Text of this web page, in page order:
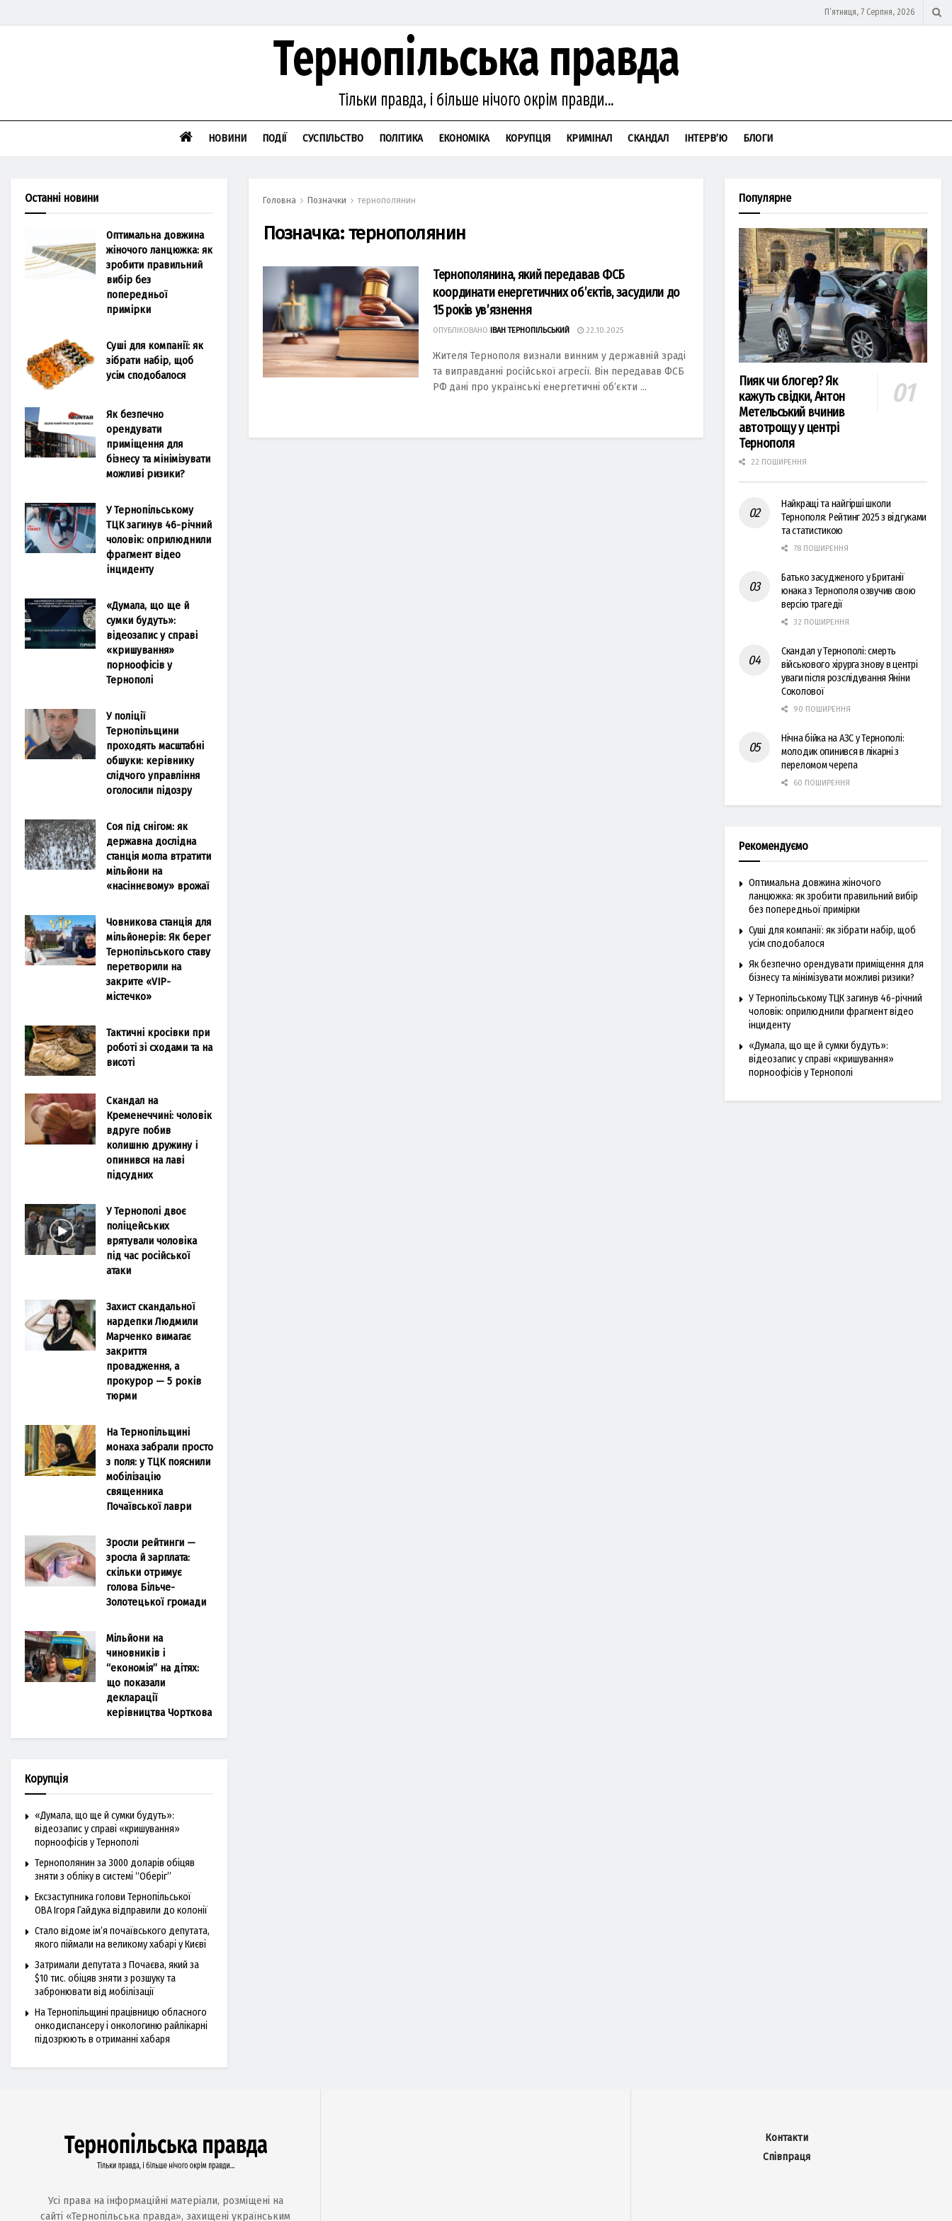
П’ятниця, 7 Серпня, 2026
НОВИНИ ПОДІЇ СУСПІЛЬСТВО ПОЛІТИКА ЕКОНОМІКА КОРУПЦІЯ КРИМІНАЛ СКАНДАЛ ІНТЕРВ’Ю БЛОГИ
Головна Позначки тернополянин
Позначка:тернополянин
Тернополянина, який передавав ФСБ
координати енергетичних об’єктів, засудили до
15 років ув’язнення
ОПУБЛІКОВАНО ІВАН ТЕРНОПІЛЬСЬКИЙ 22.10.2025
Жителя Тернополя визнали винним у державній зраді
та виправданні російської агресії. Він передавав ФСБ
РФ дані про українські енергетичні об’єкти ...
Останні новини
Оптимальна довжина
жіночого ланцюжка: як
зробити правильний
вибір без
попередньої
примірки
Суші для компанії: як
зібрати набір, щоб
усім сподобалося
Як безпечно
орендувати
приміщення для
бізнесу та мінімізувати
можливі ризики?
У Тернопільському
ТЦК загинув 46-річний
чоловік: оприлюднили
фрагмент відео
інциденту
«Думала, що ще й
сумки будуть»:
відеозапис у справі
«кришування»
порноофісів у
Тернополі
У поліції
Тернопільщини
проходять масштабні
обшуки: керівнику
слідчого управління
оголосили підозру
Соя під снігом: як
державна дослідна
станція могла втратити
мільйони на
«насіннєвому» врожаї
Човникова станція для
мільйонерів: Як берег
Тернопільського ставу
перетворили на
закрите «VIP-
містечко»
Тактичні кросівки при
роботі зі сходами та на
висоті
Скандал на
Кременеччині: чоловік
вдруге побив
колишню дружину і
опинився на лаві
підсудних
У Тернополі двоє
поліцейських
врятували чоловіка
під час російської
атаки
Захист скандальної
нардепки Людмили
Марченко вимагає
закриття
провадження, а
прокурор — 5 років
тюрми
На Тернопільщині
монаха забрали просто
з поля: у ТЦК пояснили
мобілізацію
священника
Почаївської лаври
Зросли рейтинги —
зросла й зарплата:
скільки отримує
голова Більче-
Золотецької громади
Мільйони на
чиновників і
“економія” на дітях:
що показали
декларації
керівництва Чорткова
Корупція
«Думала, що ще й сумки будуть»:
відеозапис у справі «кришування»
порноофісів у Тернополі
Тернополянин за 3000 доларів обіцяв
зняти з обліку в системі “Оберіг”
Ексзаступника голови Тернопільської
ОВА Ігоря Гайдука відправили до колонії
Стало відоме ім’я почаївського депутата,
якого піймали на великому хабарі у Києві
Затримали депутата з Почаєва, який за
$10 тис. обіцяв зняти з розшуку та
забронювати від мобілізації
На Тернопільщині працівницю обласного
онкодиспансеру і онкологиню райлікарні
підозрюють в отриманні хабаря
Популярне
Пияк чи блогер? Як
кажуть свідки, Антон
Метельський вчинив
автотрощу у центрі
Тернополя
22 ПОШИРЕННЯ
Найкращі та найгірші школи
Тернополя: Рейтинг 2025 з відгуками
та статистикою
78 ПОШИРЕННЯ
Батько засудженого у Британії
юнака з Тернополя озвучив свою
версію трагедії
32 ПОШИРЕННЯ
Скандал у Тернополі: смерть
військового хірурга знову в центрі
уваги після розслідування Яніни
Соколової
90 ПОШИРЕННЯ
Нічна бійка на АЗС у Тернополі:
молодик опинився в лікарні з
переломом черепа
60 ПОШИРЕННЯ
Рекомендуємо
Оптимальна довжина жіночого
ланцюжка: як зробити правильний вибір
без попередньої примірки
Суші для компанії: як зібрати набір, щоб
усім сподобалося
Як безпечно орендувати приміщення для
бізнесу та мінімізувати можливі ризики?
У Тернопільському ТЦК загинув 46-річний
чоловік: оприлюднили фрагмент відео
інциденту
«Думала, що ще й сумки будуть»:
відеозапис у справі «кришування»
порноофісів у Тернополі
Усі права на інформаційні матеріали, розміщені на
сайті «Тернопільська правда», захищені українським
Контакти
Співпраця